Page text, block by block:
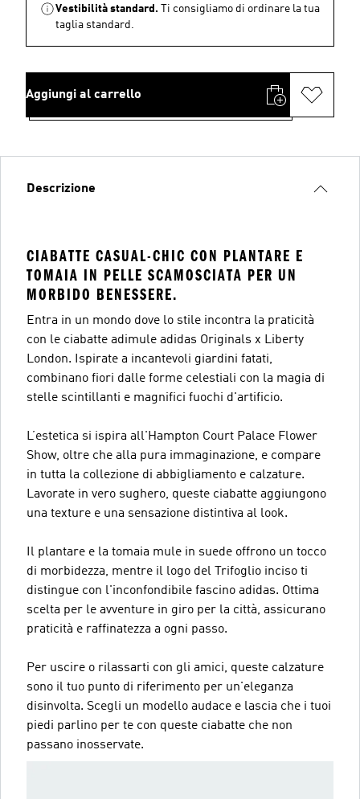
Vestibilità standard.
Ti consigliamo di ordinare la tua
taglia standard.
Aggiungi al carrello
Descrizione
CIABATTE CASUAL-CHIC CON PLANTARE E
TOMAIA IN PELLE SCAMOSCIATA PER UN
MORBIDO BENESSERE.
Entra in un mondo dove lo stile incontra la praticità
con le ciabatte adimule adidas Originals x Liberty
London. Ispirate a incantevoli giardini fatati,
combinano fiori dalle forme celestiali con la magia di
stelle scintillanti e magnifici fuochi d'artificio.
L’estetica si ispira all'Hampton Court Palace Flower
Show, oltre che alla pura immaginazione, e compare
in tutta la collezione di abbigliamento e calzature.
Lavorate in vero sughero, queste ciabatte aggiungono
una texture e una sensazione distintiva al look.
Il plantare e la tomaia mule in suede offrono un tocco
di morbidezza, mentre il logo del Trifoglio inciso ti
distingue con l'inconfondibile fascino adidas. Ottima
scelta per le avventure in giro per la città, assicurano
praticità e raffinatezza a ogni passo.
Per uscire o rilassarti con gli amici, queste calzature
sono il tuo punto di riferimento per un'eleganza
disinvolta. Scegli un modello audace e lascia che i tuoi
piedi parlino per te con queste ciabatte che non
passano inosservate.